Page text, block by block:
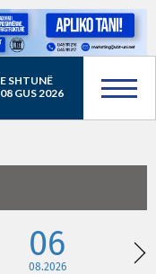
E SHTUNË
08 GUS 2026
06
08.2026